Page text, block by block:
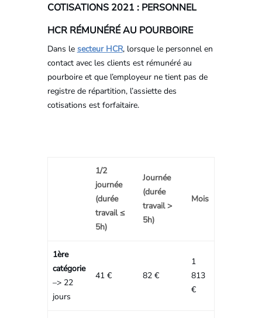
COTISATIONS 2021 : PERSONNEL
HCR RÉMUNÉRÉ AU POURBOIRE
Dans le secteur HCR, lorsque le personnel en
contact avec les clients est rémunéré au
pourboire et que l’employeur ne tient pas de
registre de répartition, l’assiette des
cotisations est forfaitaire.
1/2
journée
(durée
travail ≤
5h)
Journée
(durée
travail >
5h)
Mois
1ère
catégorie
–> 22
jours
41 € 82 €
1
813
€